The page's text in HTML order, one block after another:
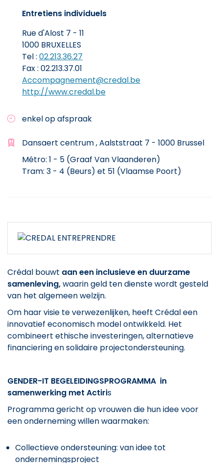
Crédal bouwt aan een inclusieve en duurzame
samenleving,waarin geld ten dienste wordt gesteld
van het algemeen welzijn.
Om haar visie te verwezenlijken, heeft Crédal een
innovatief economisch model ontwikkeld. Het
combineert ethische investeringen, alternatieve
financiering en solidaire projectondersteuning.
GENDER-IT BEGELEIDINGSPROGRAMMA in
samenwerking met Actiris
Programma gericht op vrouwen die hun idee voor
een onderneming willen waarmaken:
Collectieve ondersteuning: van idee tot
ondernemingsproject
Entretiens individuels
Rue d'Alost 7 - 11
1000 BRUXELLES
Tel : 02.213.36.27
Fax : 02.213.37.01
Accompagnement@credal.be
http://www.credal.be
enkel op afspraak
Dansaert centrum , Aalststraat 7 - 1000 Brussel
Métro: 1 - 5 (Graaf Van Vlaanderen)
Tram: 3 - 4 (Beurs) et 51 (Vlaamse Poort)